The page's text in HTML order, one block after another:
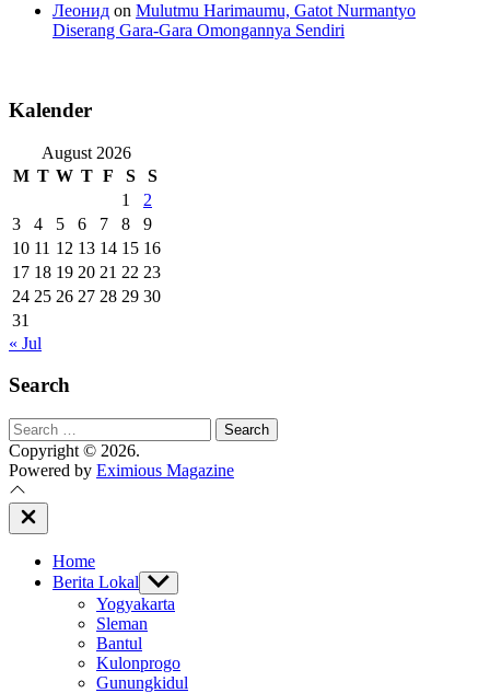
Леонид on Mulutmu Harimaumu, Gatot Nurmantyo
Diserang Gara-Gara Omongannya Sendiri
Kalender
August 2026
M T W T F S
S
1
2
3
4 5 6 7 8
9
10 11 12 13 14 15 16
17 18 19 20 21 22 23
24 25 26 27 28 29 30
31
« Jul
Search
Search
for:
Copyright © 2026.
Powered by Eximious Magazine
Close
Off
Home
Berita Lokal Show
sub
menu
Yogyakarta
Sleman
Bantul
Kulonprogo
Gunungkidul